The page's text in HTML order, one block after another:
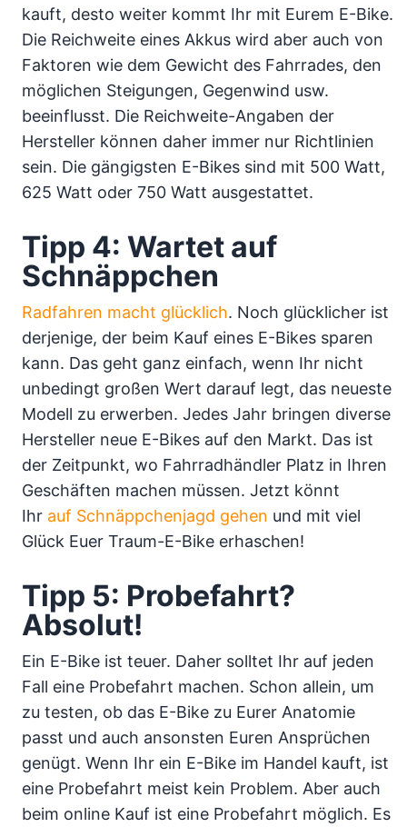
kauft, desto weiter kommt Ihr mit Eurem E-Bike.
Die Reichweite eines Akkus wird aber auch von
Faktoren wie dem Gewicht des Fahrrades, den
möglichen Steigungen, Gegenwind usw.
beeinflusst. Die Reichweite-Angaben der
Hersteller können daher immer nur Richtlinien
sein. Die gängigsten E-Bikes sind mit 500 Watt,
625 Watt oder 750 Watt ausgestattet.
Tipp 4: Wartet auf
Schnäppchen
Radfahren macht glücklich. Noch glücklicher ist
derjenige, der beim Kauf eines E-Bikes sparen
kann. Das geht ganz einfach, wenn Ihr nicht
unbedingt großen Wert darauf legt, das neueste
Modell zu erwerben. Jedes Jahr bringen diverse
Hersteller neue E-Bikes auf den Markt. Das ist
der Zeitpunkt, wo Fahrradhändler Platz in Ihren
Geschäften machen müssen. Jetzt könnt
Ihr auf Schnäppchenjagd gehen und mit viel
Glück Euer Traum-E-Bike erhaschen!
Tipp 5: Probefahrt?
Absolut!
Ein E-Bike ist teuer. Daher solltet Ihr auf jeden
Fall eine Probefahrt machen. Schon allein, um
zu testen, ob das E-Bike zu Eurer Anatomie
passt und auch ansonsten Euren Ansprüchen
genügt. Wenn Ihr ein E-Bike im Handel kauft, ist
eine Probefahrt meist kein Problem. Aber auch
beim online Kauf ist eine Probefahrt möglich. Es